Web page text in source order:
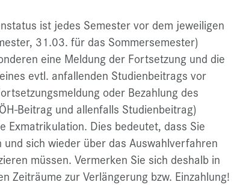
ist jedes Semester vor dem jeweiligen
31.03. für das Sommersemester)
eine Meldung der Fortsetzung und die
evtl. anfallenden Studienbeitrags vor
oder Bezahlung des
Beitrag und allenfalls Studienbeitrag)
Exmatrikulation. Dies bedeutet, dass Sie
sich wieder über das Auswahlverfahren
müssen. Vermerken Sie sich deshalb in
Zeiträume zur Verlängerung bzw. Einzahlung!